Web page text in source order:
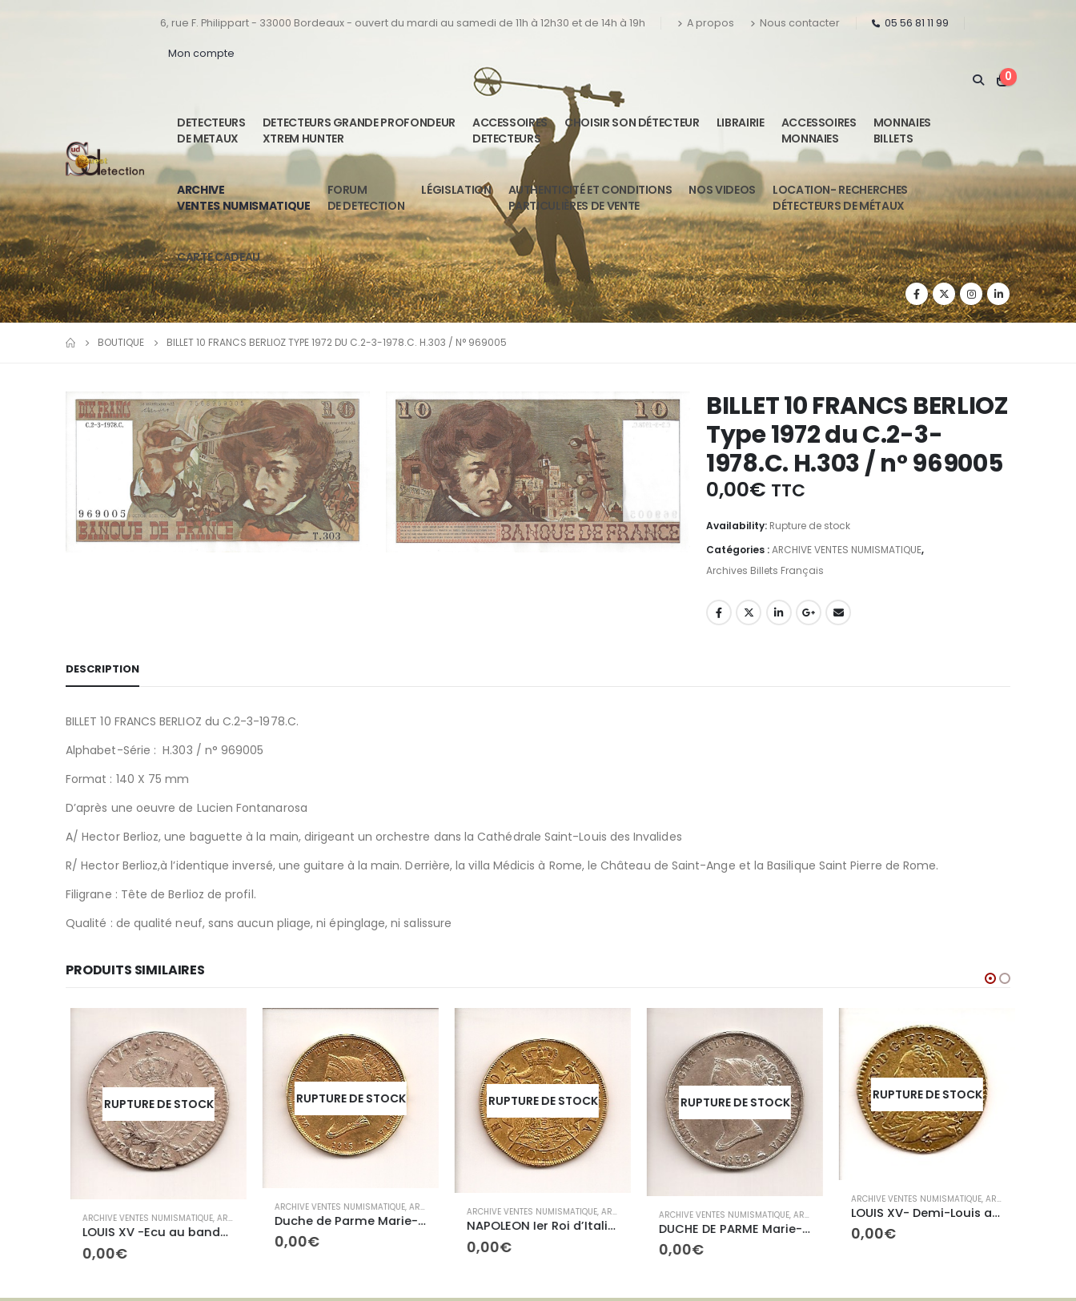
6, rue F. Philippart - 33000 Bordeaux - ouvert du mardi au samedi de 11h à 12h30 et de 14h à 19h A propos Nous contacter 05 56 81 11 99
Mon compte
0
DETECTEURS
DE METAUX
DETECTEURS GRANDE PROFONDEUR
XTREM HUNTER
ACCESSOIRES
DETECTEURS
CHOISIR SON DÉTECTEUR LIBRAIRIE
ACCESSOIRES
MONNAIES
MONNAIES
BILLETS
ARCHIVE
VENTES NUMISMATIQUE
FORUM
DE DETECTION
LÉGISLATION
AUTHENTICITÉ ET CONDITIONS
PARTICULIÈRES DE VENTE
NOS VIDEOS
LOCATION- RECHERCHES
DÉTECTEURS DE MÉTAUX
CARTE CADEAU
BOUTIQUE BILLET 10 FRANCS BERLIOZ TYPE 1972 DU C.2-3-1978.C. H.303 / N° 969005
BILLET 10 FRANCS BERLIOZ
Type 1972 du C.2-3-
1978.C. H.303 / n° 969005
0,00€ TTC
Availability: Rupture de stock
Catégories :ARCHIVE VENTES NUMISMATIQUE,
Archives Billets Français
DESCRIPTION
BILLET 10 FRANCS BERLIOZ du C.2-3-1978.C.
Alphabet-Série : H.303 / n° 969005
Format : 140 X 75 mm
D’après une oeuvre de Lucien Fontanarosa
A/Hector Berlioz, une baguette à la main, dirigeant un orchestre dans la Cathédrale Saint-Louis des Invalides
R/Hector Berlioz,à l’identique inversé, une guitare à la main. Derrière, la villa Médicis à Rome, le Château de Saint-Ange et la Basilique Saint Pierre de Rome.
Filigrane : Tête de Berlioz de profil.
Qualité : de qualité neuf, sans aucun pliage, ni épinglage, ni salissure
PRODUITS SIMILAIRES
RUPTURE DE STOCK
ARCHIVE VENTES NUMISMATIQUE,ARCHIVES ROYALES
LOUIS XV -Ecu au bandeau
0,00€
RUPTURE DE STOCK
ARCHIVE VENTES NUMISMATIQUE,ARCHIVES ETRANGÈRES
Duche de Parme Marie-Louise 40 Lires
0,00€
RUPTURE DE STOCK
ARCHIVE VENTES NUMISMATIQUE,ARCHIVES ETRANGÈRES
NAPOLEON Ier Roi d’Italie 40 Lires
0,00€
RUPTURE DE STOCK
ARCHIVE VENTES NUMISMATIQUE,ARCHIVES ETRANGÈRES
DUCHE DE PARME Marie-Louis 5 Lires
0,00€
RUPTURE DE STOCK
ARCHIVE VENTES NUMISMATIQUE,ARCHIVES ROYALES
LOUIS XV- Demi-Louis aux lunettes
0,00€